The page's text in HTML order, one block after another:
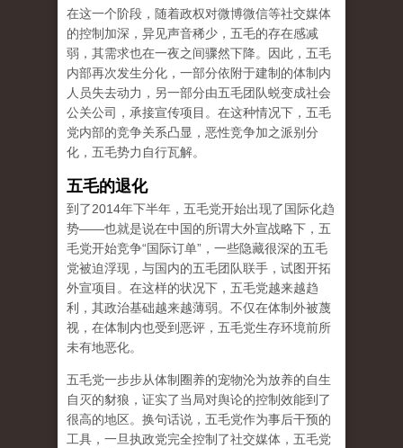
在这一个阶段，随着政权对微博微信等社交媒体
的控制加深，异见声音稀少，五毛的存在感减
弱，其需求也在一夜之间骤然下降。因此，五毛
内部再次发生分化，一部分依附于建制的体制内
人员失去动力，另一部分由五毛团队蜕变成社会
公关公司，承接宣传项目。在这种情况下，五毛
党内部的竞争关系凸显，恶性竞争加之派别分
化，五毛势力自行瓦解。
五毛的退化
到了2014年下半年，五毛党开始出现了国际化趋
势——也就是说在中国的所谓大外宣战略下，五
毛党开始竞争“国际订单”，一些隐藏很深的五毛
党被迫浮现，与国内的五毛团队联手，试图开拓
外宣项目。在这样的状况下，五毛党越来越趋
利，其政治基础越来越薄弱。不仅在体制外被蔑
视，在体制内也受到恶评，五毛党生存环境前所
未有地恶化。
五毛党一步步从体制圈养的宠物沦为放养的自生
自灭的豺狼，证实了当局对舆论的控制效能到了
很高的地区。换句话说，五毛党作为事后干预的
工具，一旦执政党完全控制了社交媒体，五毛党